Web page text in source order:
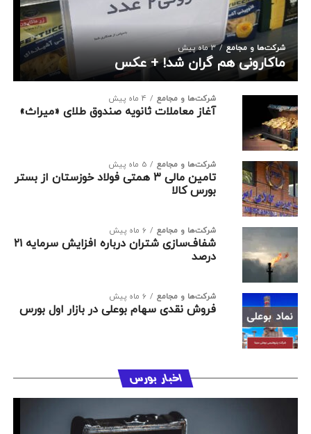
شرکت‌ها و مجامع 3 ماه پیش
ماکارونی هم گران شد! + عکس
شرکت‌ها و مجامع 4 ماه پیش
آغاز معاملات ثانویه صندوق‌ طلای «میراث»
شرکت‌ها و مجامع 5 ماه پیش
تامین مالی ۳ همتی فولاد خوزستان از بستر
بورس کالا
شرکت‌ها و مجامع 6 ماه پیش
شفاف‌سازی شتران درباره افزایش سرمایه ۲۱
درصد
شرکت‌ها و مجامع 6 ماه پیش
فروش نقدی سهام بوعلی در بازار اول بورس
اخبار بورس